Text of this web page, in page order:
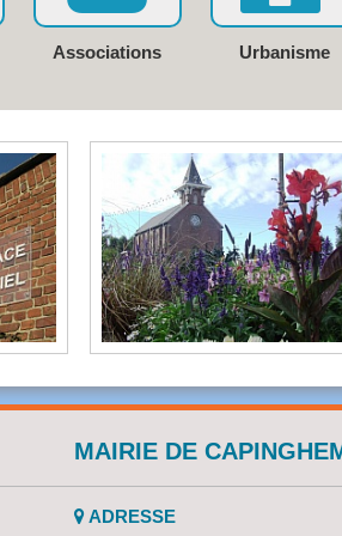
Associations Urbanisme
MAIRIE DE
ADRESSE